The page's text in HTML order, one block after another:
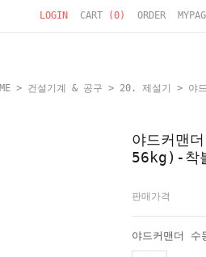
LOGIN CART (0) ORDER
> 건설기계 & 공구 > 20. 제설기 > 야
야드커맨
56kg)-착
판매가격